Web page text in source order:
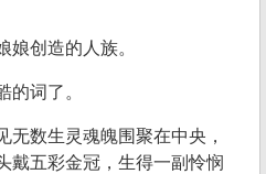
娘创造的人族。
的词了。
无数生灵魂魄围聚在中央，
戴五彩金冠，生得一副怜悯